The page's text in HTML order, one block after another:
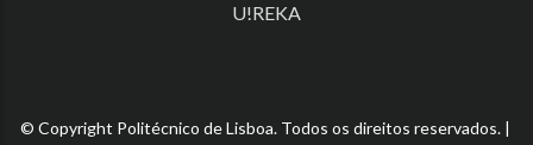
U!REKA
© Copyright Politécnico de Lisboa. Todos os direitos reservados. |